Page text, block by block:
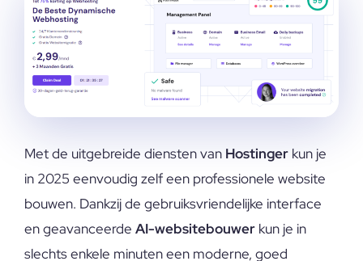
Met de uitgebreide diensten van Hostinger kun je
in 2025 eenvoudig zelf een professionele website
bouwen. Dankzij de gebruiksvriendelijke interface
en geavanceerde AI-websitebouwer kun je in
slechts enkele minuten een moderne, goed